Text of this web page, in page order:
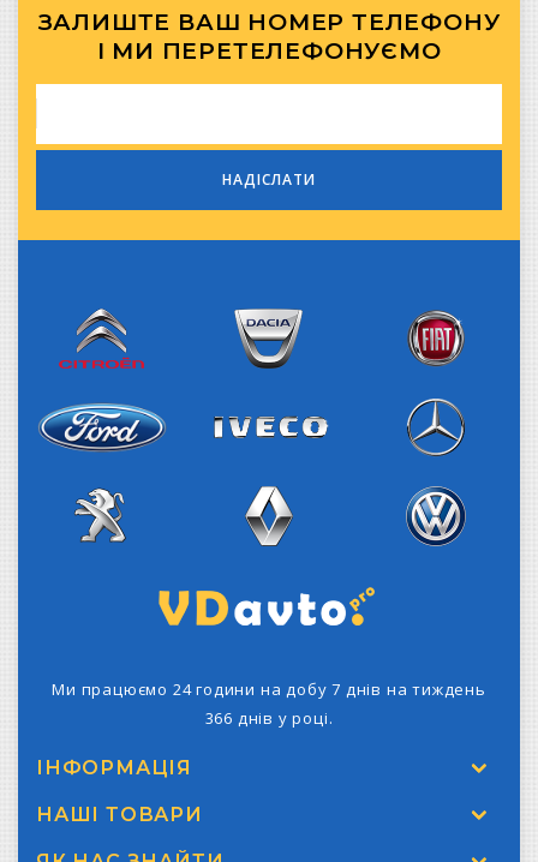
ЗАЛИШТЕ ВАШ НОМЕР ТЕЛЕФОНУ
І МИ ПЕРЕТЕЛЕФОНУЄМО
Ми працюємо 24 години на добу 7 днів на тиждень
366 днів у році.
ІНФОРМАЦІЯ
НАШІ ТОВАРИ